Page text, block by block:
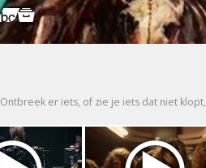
Ontbreek er iets, of zie je iets dat niet klopt,